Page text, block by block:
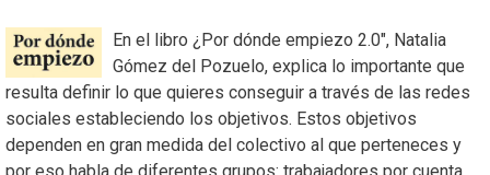
En el libro ¿Por dónde empiezo 2.0″, Natalia
Gómez del Pozuelo, explica lo importante que
resulta definir lo que quieres conseguir a través de las redes
sociales estableciendo los objetivos. Estos objetivos
dependen en gran medida del colectivo al que perteneces y